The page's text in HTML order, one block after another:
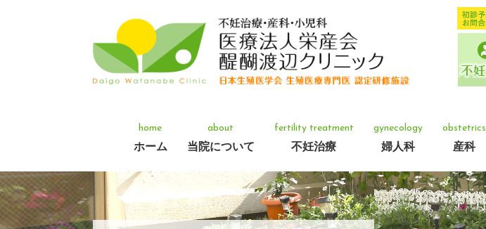
home
ホーム
about
当院について
fertility treatment
不妊治療
gynecology
婦人科
obstetrics
産科